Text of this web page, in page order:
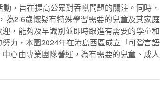
，旨在提高公眾對吞嚥問題的關注。同時，
為2-6歲懷疑有特殊學習需要的兒童及其家庭
，能夠及早識別並即時跟進有需要的學童和
力，本園2024年在港島西區成立「可營言語
心由專業團隊營運，為有需要的兒童、成人